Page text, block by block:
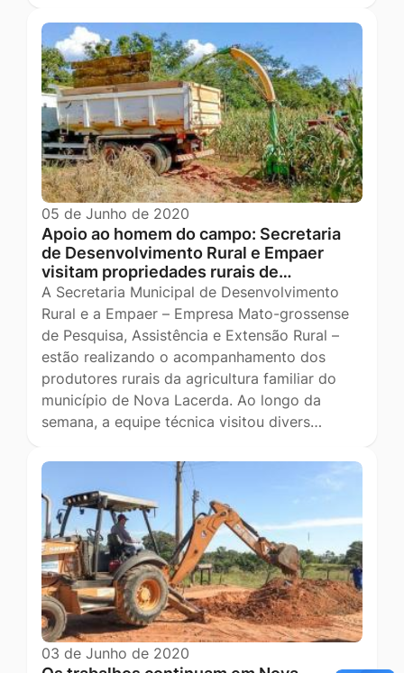
05 de Junho de 2020
Apoio ao homem do campo: Secretaria
de Desenvolvimento Rural e Empaer
visitam propriedades rurais de…
A Secretaria Municipal de Desenvolvimento
Rural e a Empaer – Empresa Mato-grossense
de Pesquisa, Assistência e Extensão Rural –
estão realizando o acompanhamento dos
produtores rurais da agricultura familiar do
município de Nova Lacerda. Ao longo da
semana, a equipe técnica visitou divers…
03 de Junho de 2020